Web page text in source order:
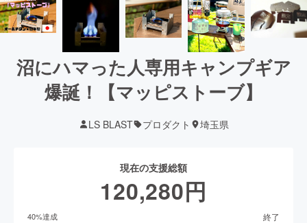
​沼にハマった人専用キャンプギア
爆誕！【マッピストーブ】
LS BLAST プロダクト 埼玉県
現在の支援総額
120,280円
40%達成 終了